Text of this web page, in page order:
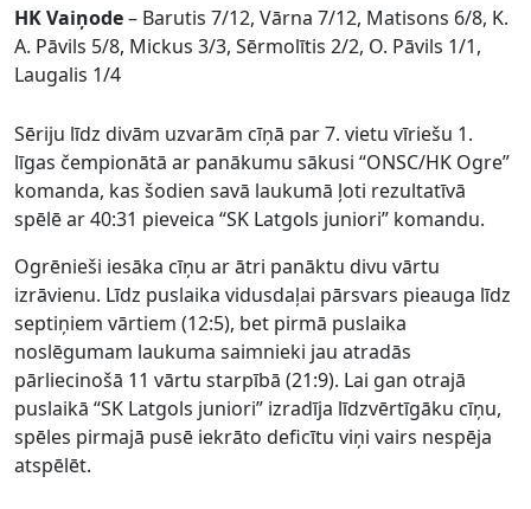
HK Vaiņode– Barutis 7/12, Vārna 7/12, Matisons 6/8, K.
A. Pāvils 5/8, Mickus 3/3, Sērmolītis 2/2, O. Pāvils 1/1,
Laugalis 1/4
Sēriju līdz divām uzvarām cīņā par 7. vietu vīriešu 1.
līgas čempionātā ar panākumu sākusi “ONSC/HK Ogre”
komanda, kas šodien savā laukumā ļoti rezultatīvā
spēlē ar 40:31 pieveica “SK Latgols juniori” komandu.
Ogrēnieši iesāka cīņu ar ātri panāktu divu vārtu
izrāvienu. Līdz puslaika vidusdaļai pārsvars pieauga līdz
septiņiem vārtiem (12:5), bet pirmā puslaika
noslēgumam laukuma saimnieki jau atradās
pārliecinošā 11 vārtu starpībā (21:9). Lai gan otrajā
puslaikā “SK Latgols juniori” izradīja līdzvērtīgāku cīņu,
spēles pirmajā pusē iekrāto deficītu viņi vairs nespēja
atspēlēt.